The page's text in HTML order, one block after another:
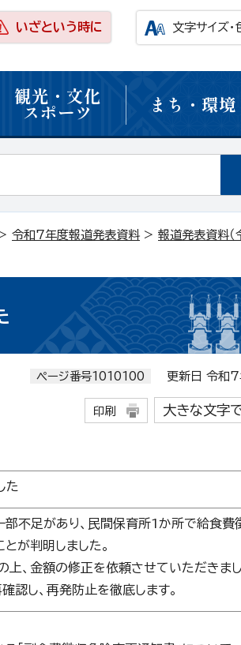
いざという時に 文字サイズ
観光・文化
スポーツ まち・環境
令和7年度報道発表資料 > 報道発表資料（
ページ番号1010100 更新日 令和7
印刷 大きな文字
た
不足があり、民間保育所1か所で給食費
が判明しました。
、金額の修正を依頼させていただきまし
認し、再発防止を徹底します。